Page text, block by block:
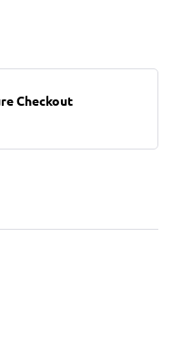
Checkout